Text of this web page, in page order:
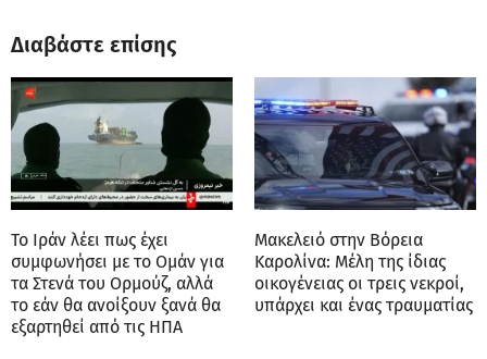
Διαβάστε επίσης
Το Ιράν λέει πως έχει
συμφωνήσει με το Ομάν για
τα Στενά του Ορμούζ, αλλά
το εάν θα ανοίξουν ξανά θα
εξαρτηθεί από τις ΗΠΑ
Μακελειό στην Βόρεια
Καρολίνα: Mέλη της ίδιας
οικογένειας οι τρεις νεκροί,
υπάρχει και ένας τραυματίας